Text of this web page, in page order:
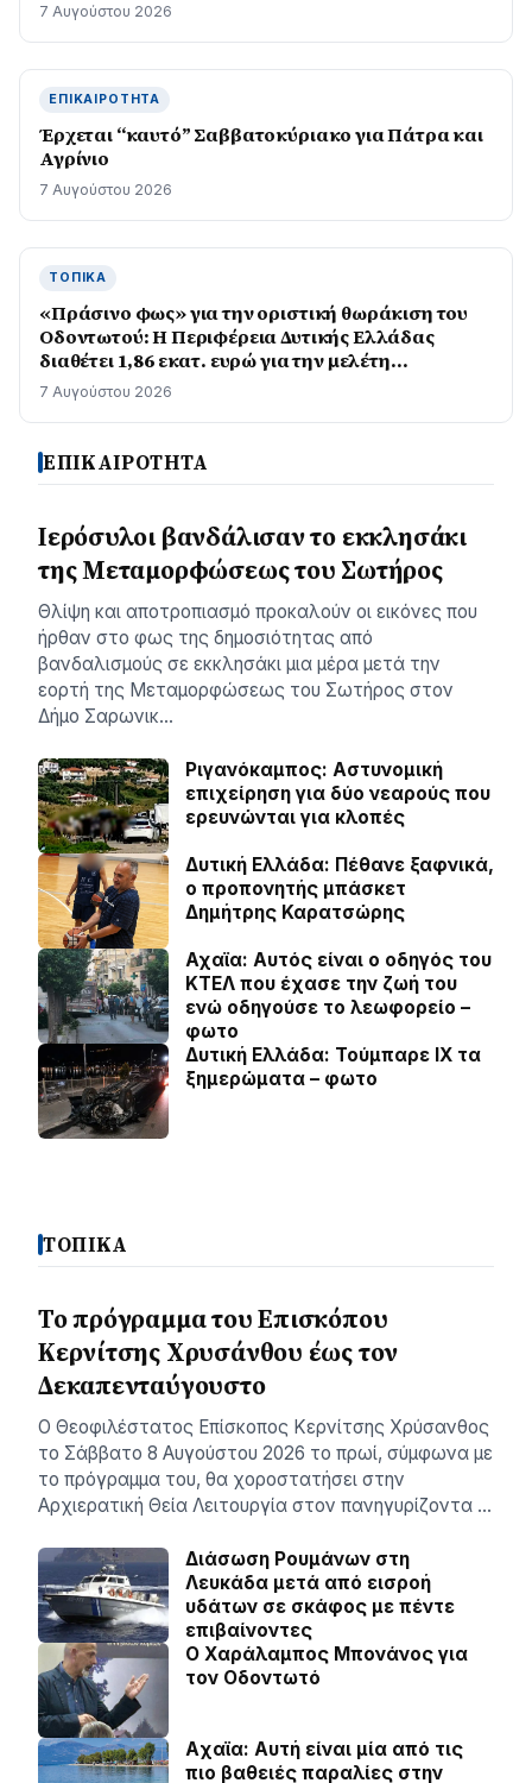
7 Αυγούστου 2026
ΕΠΙΚΑΙΡΌΤΗΤΑ
Έρχεται “καυτό” Σαββατοκύριακο για Πάτρα και
Αγρίνιο
7 Αυγούστου 2026
ΤΟΠΙΚΆ
«Πράσινο φως» για την οριστική θωράκιση του
Οδοντωτού: Η Περιφέρεια Δυτικής Ελλάδας
διαθέτει 1,86 εκατ. ευρώ για την μελέτη
επαναλειτουργίας του ιστορικού σιδηρόδρομου
7 Αυγούστου 2026
ΕΠΙΚΑΙΡΟΤΗΤΑ
Ιερόσυλοι βανδάλισαν το εκκλησάκι
της Μεταμορφώσεως του Σωτήρος
Θλίψη και αποτροπιασμό προκαλούν οι εικόνες που
ήρθαν στο φως της δημοσιότητας από
βανδαλισμούς σε εκκλησάκι μια μέρα μετά την
εορτή της Μεταμορφώσεως του Σωτήρος στον
Δήμο Σαρωνικ…
Ριγανόκαμπος: Αστυνομική
επιχείρηση για δύο νεαρούς που
ερευνώνται για κλοπές
Δυτική Ελλάδα: Πέθανε ξαφνικά,
ο προπονητής μπάσκετ
Δημήτρης Καρατσώρης
Αχαϊα: Αυτός είναι ο οδηγός του
ΚΤΕΛ που έχασε την ζωή του
ενώ οδηγούσε το λεωφορείο –
φωτο
Δυτική Ελλάδα: Τούμπαρε ΙΧ τα
ξημερώματα – φωτο
ΤΟΠΙΚΑ
Το πρόγραμμα του Επισκόπου
Κερνίτσης Χρυσάνθου έως τον
Δεκαπενταύγουστο
Ο Θεοφιλέστατος Επίσκοπος Κερνίτσης Χρύσανθος
το Σάββατο 8 Αυγούστου 2026 το πρωί, σύμφωνα με
το πρόγραμμα του, θα χοροστατήσει στην
Αρχιερατική Θεία Λειτουργία στον πανηγυρίζοντα …
Διάσωση Ρουμάνων στη
Λευκάδα μετά από εισροή
υδάτων σε σκάφος με πέντε
επιβαίνοντες
Ο Χαράλαμπος Μπονάνος για
τον Οδοντωτό
Aχαϊα: Αυτή είναι μία από τις
πιο βαθειές παραλίες στην